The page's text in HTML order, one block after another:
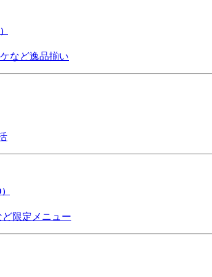
など逸品揃い
限定メニュー